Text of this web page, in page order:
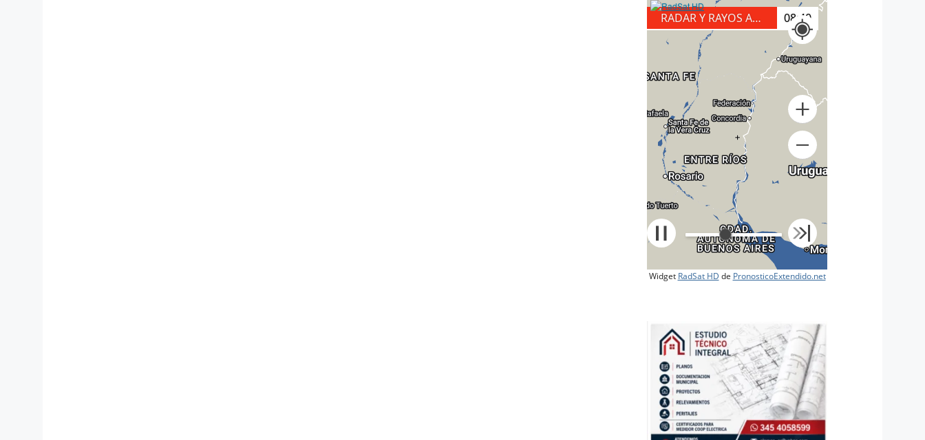
RADAR Y RAYOS A TIERRA 08:50
+
Widget RadSat HD de PronosticoExtendido.net